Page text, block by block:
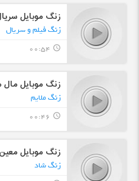
زنگ موبایل
زنگ فیلم و سریال
query_builder
00:54
زنگ موبایل
زنگ ملایم
query_builder
00:46
زنگ موبایل
زنگ شاد